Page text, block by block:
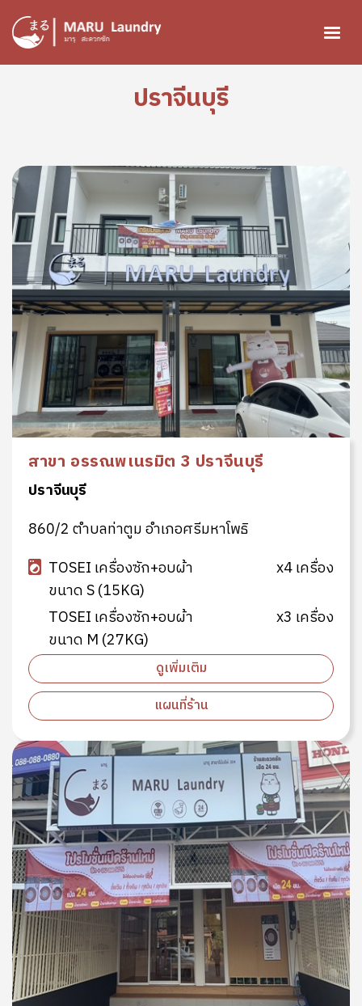
ข้ามไปยังเนื้อหาหลัก
ปราจีนบุรี
สาขา อรรณพเนรมิต 3 ปราจีนบุรี
ปราจีนบุรี
860/2 ตำบลท่าตูม อำเภอศรีมหาโพธิ
TOSEI เครื่องซัก+อบผ้า
ขนาด S (15KG)
x4 เครื่อง
TOSEI เครื่องซัก+อบผ้า
ขนาด M (27KG)
x3 เครื่อง
ดูเพิ่มเติม
แผนที่ร้าน